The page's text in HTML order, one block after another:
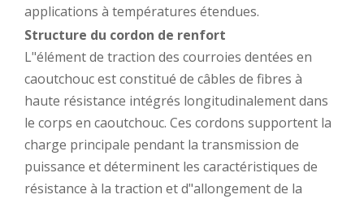
applications à températures étendues.
Structure du cordon de renfort
L"élément de traction des courroies dentées en
caoutchouc est constitué de câbles de fibres à
haute résistance intégrés longitudinalement dans
le corps en caoutchouc. Ces cordons supportent la
charge principale pendant la transmission de
puissance et déterminent les caractéristiques de
résistance à la traction et d"allongement de la